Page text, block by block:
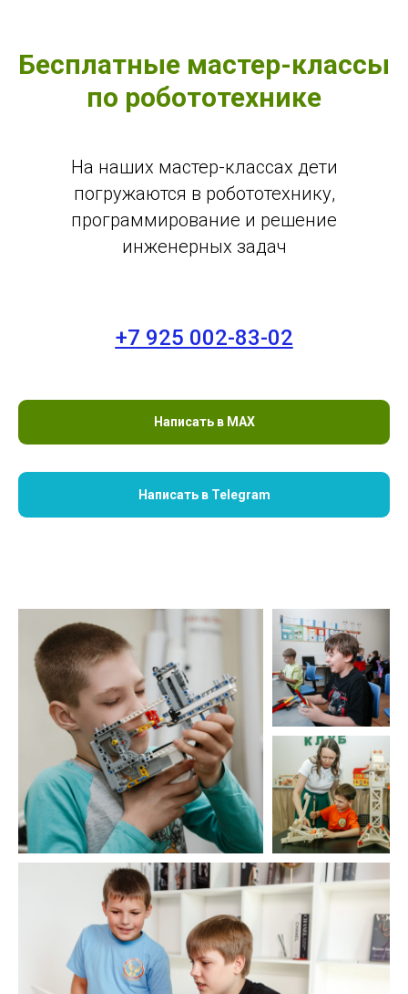
Бесплатные мастер-классы
по робототехнике
На наших мастер-классах дети
погружаются в робототехнику,
программирование и решение
инженерных задач
+7 925 002-83-02
Написать в MAX
Написать в Telegram